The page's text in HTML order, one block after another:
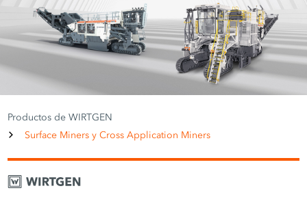
Productos de WIRTGEN
Surface Miners y Cross Application Miners